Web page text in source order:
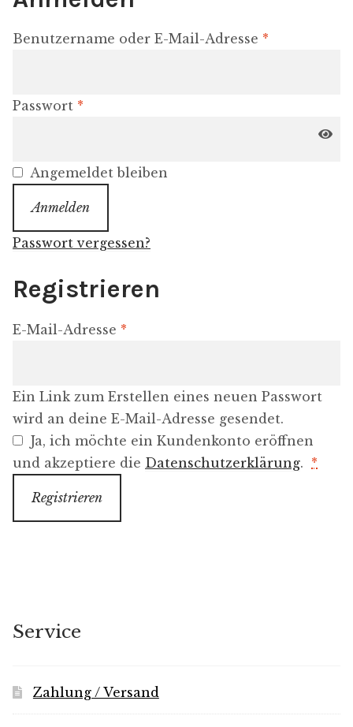
Benutzername oder E-Mail-Adresse *
Passwort *
Angemeldet bleiben
Anmelden
Passwort vergessen?
Registrieren
E-Mail-Adresse *
Ein Link zum Erstellen eines neuen Passwort
wird an deine E-Mail-Adresse gesendet.
Ja, ich möchte ein Kundenkonto eröffnen
und akzeptiere die Datenschutzerklärung. *
Registrieren
Service
Zahlung / Versand